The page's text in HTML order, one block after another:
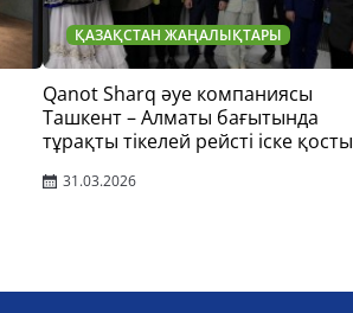
ҚАЗАҚСТАН ЖАҢАЛЫҚТАРЫ
Qanot Sharq әуе компаниясы
Ташкент – Алматы бағытында
тұрақты тікелей рейсті іске қосты
31.03.2026